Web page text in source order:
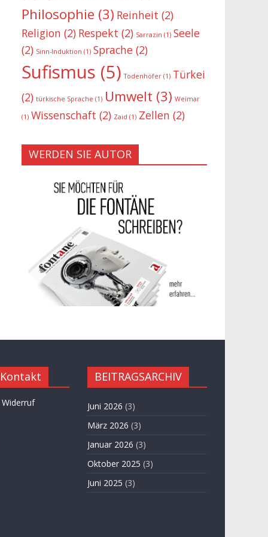
Philosophie (3) Reinheit (2)
Religion (2) Respekt (2) Sarrazin (1) Seele
(2) Sinn-Induktion (1) Sprache (2)
Sufismus (5) Todenhöfer (1) Türkei
(2) türkische Sprache (1) Umwelt (3) Weimar
(1) Wissenschaft (2) Zaid (1) Zellen (2)
WERDEN SIE AUTOR
BEITRAGSARCHIV
Juni 2026 (3)
März 2026 (3)
Januar 2026 (3)
Oktober 2025 (3)
Juni 2025 (3)